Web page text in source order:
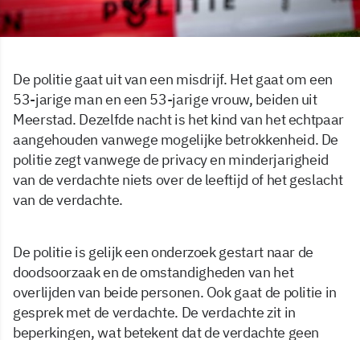
De politie gaat uit van een misdrijf. Het gaat om een
53-jarige man en een 53-jarige vrouw, beiden uit
Meerstad. Dezelfde nacht is het kind van het echtpaar
aangehouden vanwege mogelijke betrokkenheid. De
politie zegt vanwege de privacy en minderjarigheid
van de verdachte niets over de leeftijd of het geslacht
van de verdachte.
De politie is gelijk een onderzoek gestart naar de
doodsoorzaak en de omstandigheden van het
overlijden van beide personen. Ook gaat de politie in
gesprek met de verdachte. De verdachte zit in
beperkingen, wat betekent dat de verdachte geen